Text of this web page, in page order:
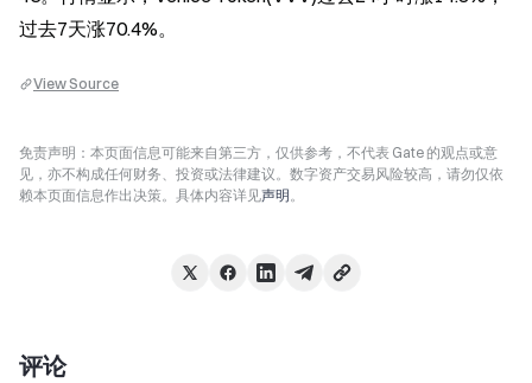
过去7天涨70.4%。
View Source
免责声明：本页面信息可能来自第三方，仅供参考，不代表 Gate 的观点或意
见，亦不构成任何财务、投资或法律建议。数字资产交易风险较高，请勿仅依
赖本页面信息作出决策。具体内容详见声明。
评论